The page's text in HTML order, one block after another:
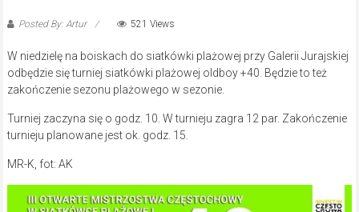
Posted By: Artur 521 Views
W niedzielę na boiskach do siatkówki plażowej przy Galerii Jurajskiej
odbędzie się turniej siatkówki plażowej oldboy +40. Będzie to też
zakończenie sezonu plażowego w sezonie.
Turniej zaczyna się o godz. 10. W turnieju zagra 12 par. Zakończenie
turnieju planowane jest ok. godz. 15.
MR-K, fot: AK